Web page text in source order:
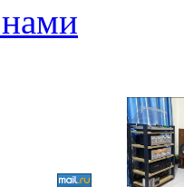
нами